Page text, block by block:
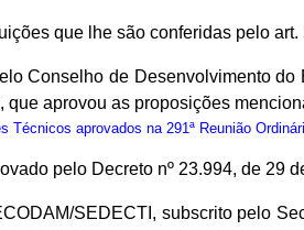
que lhe são conferidas pelo
Conselho de Desenvolvimento
aprovou as proposições
Técnicos aprovados na 291ª Reunião
pelo Decreto nº 23.994, de 29
SEDECTI, subscrito pelo